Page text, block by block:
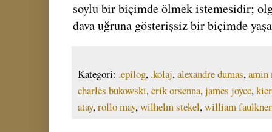
soylu bir biçimde ölmek istemesidir;
dava uğruna gösterişsiz bir biçimde
Kategori: .epilog, .kolaj,alexandre dumas,amin
charles bukowski,erik orsenna,james joyce,
atay,rollo may,wilhelm stekel,william faulkner